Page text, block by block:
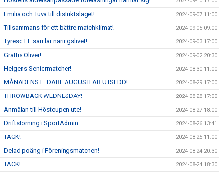
Emilia och Tuva till distriktslaget! 2024-09-07 11:00
Tillsammans för ett bättre matchklimat! 2024-09-05 09:00
Tyresö FF samlar näringslivet! 2024-09-03 17:00
Grattis Oliver! 2024-09-02 20:30
Helgens Seniormatcher! 2024-08-30 11:00
MÅNADENS LEDARE AUGUSTI ÄR UTSEDD! 2024-08-29 17:00
THROWBACK WEDNESDAY! 2024-08-28 17:00
Anmälan till Höstcupen ute! 2024-08-27 18:00
Driftstörning i SportAdmin 2024-08-26 13:41
TACK! 2024-08-25 11:00
Delad poäng i Föreningsmatchen! 2024-08-24 20:30
TACK! 2024-08-24 18:30